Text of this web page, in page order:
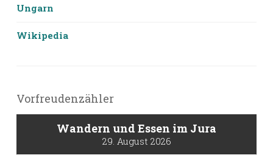
Ungarn
Wikipedia
Vorfreudenzähler
Wandern und Essen im Jura
29. August 2026